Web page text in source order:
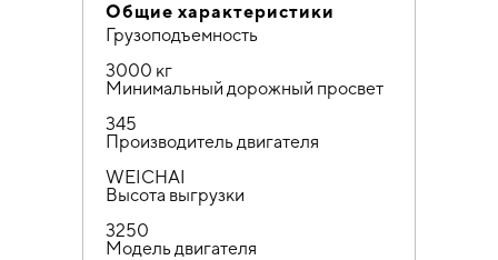
Общие характеристики
Грузоподъемность
3000 кг
Минимальный дорожный просвет
345
Производитель двигателя
WEICHAI
Высота выгрузки
3250
Модель двигателя